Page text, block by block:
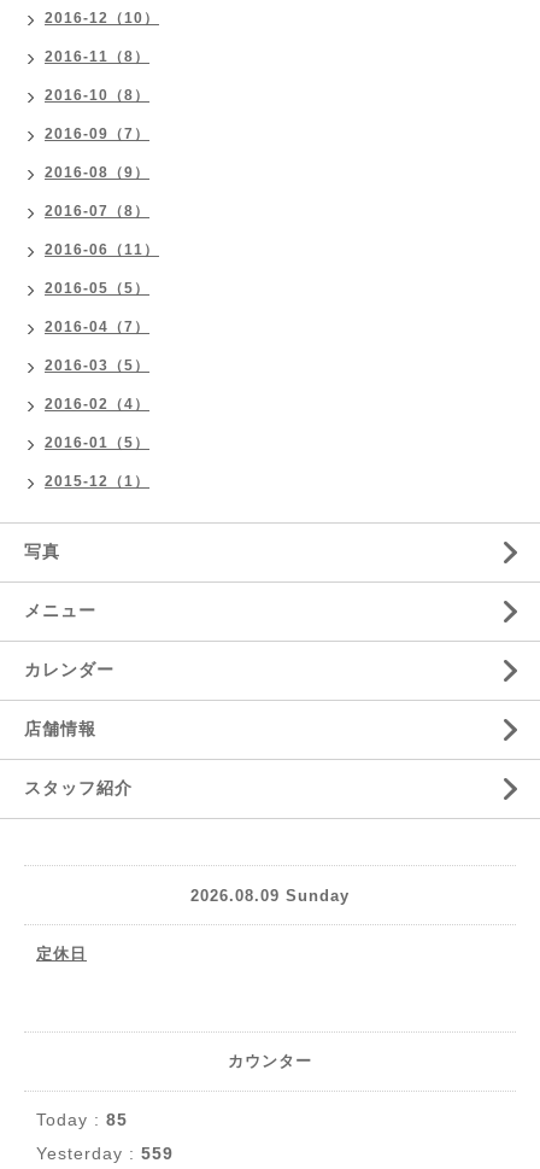
2016-12（10）
2016-11（8）
2016-10（8）
2016-09（7）
2016-08（9）
2016-07（8）
2016-06（11）
2016-05（5）
2016-04（7）
2016-03（5）
2016-02（4）
2016-01（5）
2015-12（1）
写真
メニュー
カレンダー
店舗情報
スタッフ紹介
2026.08.09 Sunday
定休日
カウンター
Today : 85
Yesterday : 559